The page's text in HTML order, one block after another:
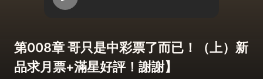
第008章 哥只是中彩票了而已！（上）新
品求月票+滿星好評！謝謝】